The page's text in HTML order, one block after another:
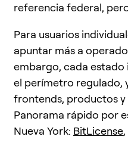
referencia federal,
Para usuarios
apuntar más a
embargo, cada
el perímetro regulado,
frontends, productos y
Panorama rápido por
Nueva York: BitLicense